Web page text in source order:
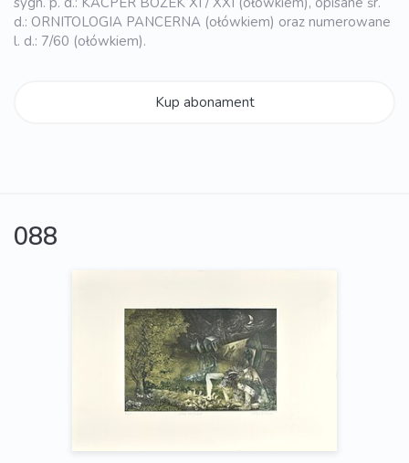
d.: ORNITOLOGIA PANCERNA (ołówkiem) oraz numerowane
l. d.: 7/60 (ołówkiem).
Kup abonament
088